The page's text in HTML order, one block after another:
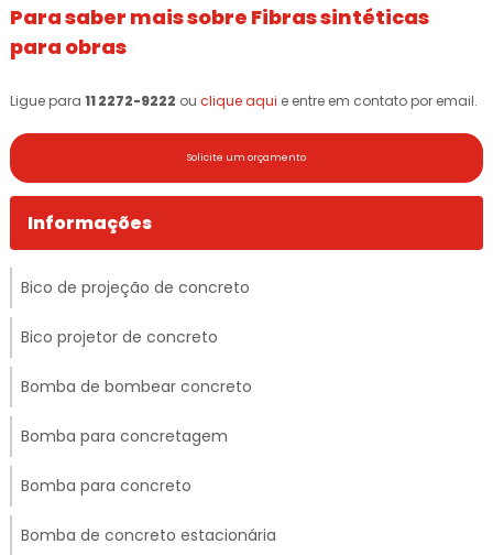
Para saber mais sobre Fibras sintéticas
para obras
Ligue para 11 2272-9222 ou clique aqui e entre em contato por email.
Solicite um orçamento
Informações
Bico de projeção de concreto
Bico projetor de concreto
Bomba de bombear concreto
Bomba para concretagem
Bomba para concreto
Bomba de concreto estacionária